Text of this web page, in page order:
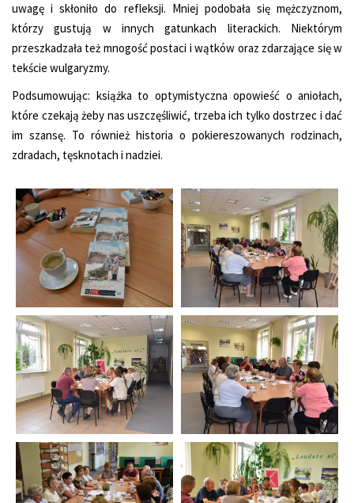
uwagę i skłoniło do refleksji. Mniej podobała się mężczyznom,
którzy gustują w innych gatunkach literackich. Niektórym
przeszkadzała też mnogość postaci i wątków oraz zdarzające się w
tekście wulgaryzmy.
Podsumowując: książka to optymistyczna opowieść o aniołach,
które czekają żeby nas uszczęśliwić, trzeba ich tylko dostrzec i dać
im szansę. To również historia o pokiereszowanych rodzinach,
zdradach, tęsknotach i nadziei.